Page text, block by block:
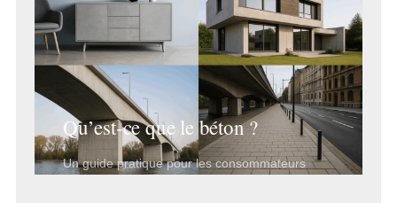
Qu’est-ce que le béton ?
Un guide pratique pour les consommateurs